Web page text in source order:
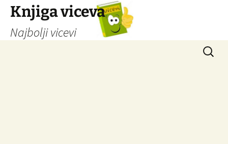
Knjiga viceva
Najbolji vicevi